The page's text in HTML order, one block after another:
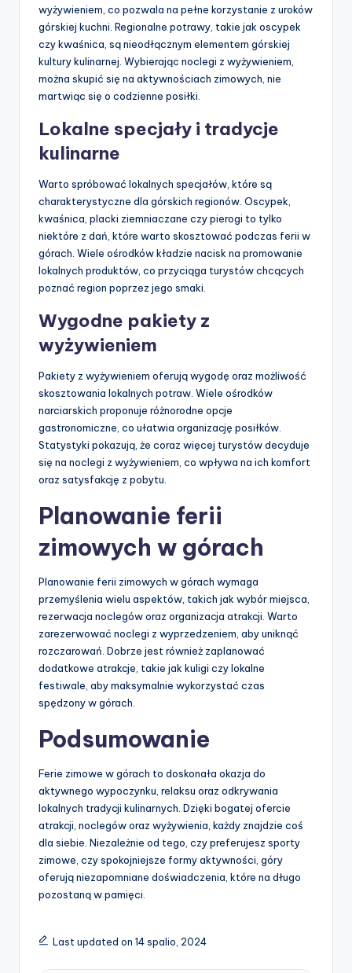
wyżywieniem, co pozwala na pełne korzystanie z uroków
górskiej kuchni. Regionalne potrawy, takie jak oscypek
czy kwaśnica, są nieodłącznym elementem górskiej
kultury kulinarnej. Wybierając noclegi z wyżywieniem,
można skupić się na aktywnościach zimowych, nie
martwiąc się o codzienne posiłki.
Lokalne specjały i tradycje
kulinarne
Warto spróbować lokalnych specjałów, które są
charakterystyczne dla górskich regionów. Oscypek,
kwaśnica, placki ziemniaczane czy pierogi to tylko
niektóre z dań, które warto skosztować podczas ferii w
górach. Wiele ośrodków kładzie nacisk na promowanie
lokalnych produktów, co przyciąga turystów chcących
poznać region poprzez jego smaki.
Wygodne pakiety z
wyżywieniem
Pakiety z wyżywieniem oferują wygodę oraz możliwość
skosztowania lokalnych potraw. Wiele ośrodków
narciarskich proponuje różnorodne opcje
gastronomiczne, co ułatwia organizację posiłków.
Statystyki pokazują, że coraz więcej turystów decyduje
się na noclegi z wyżywieniem, co wpływa na ich komfort
oraz satysfakcję z pobytu.
Planowanie ferii
zimowych w górach
Planowanie ferii zimowych w górach wymaga
przemyślenia wielu aspektów, takich jak wybór miejsca,
rezerwacja noclegów oraz organizacja atrakcji. Warto
zarezerwować noclegi z wyprzedzeniem, aby uniknąć
rozczarowań. Dobrze jest również zaplanować
dodatkowe atrakcje, takie jak kuligi czy lokalne
festiwale, aby maksymalnie wykorzystać czas
spędzony w górach.
Podsumowanie
Ferie zimowe w górach to doskonała okazja do
aktywnego wypoczynku, relaksu oraz odkrywania
lokalnych tradycji kulinarnych. Dzięki bogatej ofercie
atrakcji, noclegów oraz wyżywienia, każdy znajdzie coś
dla siebie. Niezależnie od tego, czy preferujesz sporty
zimowe, czy spokojniejsze formy aktywności, góry
oferują niezapomniane doświadczenia, które na długo
pozostaną w pamięci.
Last updated on 14 spalio, 2024